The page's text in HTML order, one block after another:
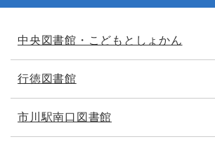
。
文
中央図書館・こどもとしょかん
行徳図書館
市川駅南口図書館